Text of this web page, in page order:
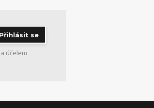
Přihlásit se
účelem